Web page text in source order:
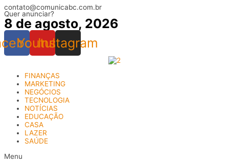
Ir
para
o
conteúdo
contato@comunicabc.com.br
Quer anunciar?
8 de agosto, 2026
Youtube
Instagram
FINANÇAS
MARKETING
NEGÓCIOS
TECNOLOGIA
NOTÍCIAS
EDUCAÇÃO
CASA
LAZER
SAÚDE
Menu